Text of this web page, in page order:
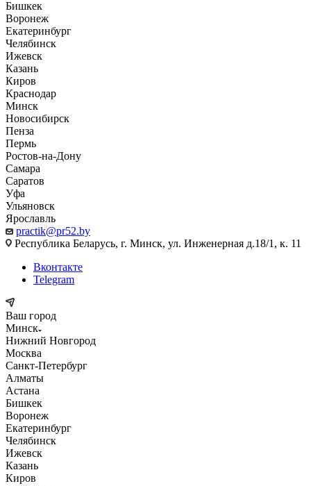
Бишкек
Воронеж
Екатеринбург
Челябинск
Ижевск
Казань
Киров
Краснодар
Минск
Новосибирск
Пенза
Пермь
Ростов-на-Дону
Самара
Саратов
Уфа
Ульяновск
Ярославль
practik@pr52.by
Республика Беларусь, г. Минск, ул. Инженерная д.18/1, к. 11
Вконтакте
Telegram
Ваш город
Минск
Нижний Новгород
Москва
Санкт-Петербург
Алматы
Астана
Бишкек
Воронеж
Екатеринбург
Челябинск
Ижевск
Казань
Киров